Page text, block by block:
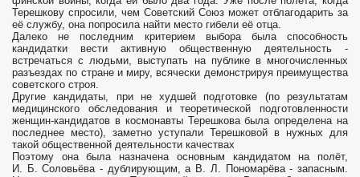
Терешкову спросили, чем Советский Союз может отблагодарить за
её службу, она попросила найти место гибели её отца.
Далеко не последним критерием выбора была способность
кандидатки вести активную общественную деятельность -
встречаться с людьми, выступать на публике в многочисленных
разъездах по стране и миру, всячески демонстрируя преимущества
советского строя.
Другие кандидаты, при не худшей подготовке (по результатам
медицинского обследования и теоретической подготовленности
женщин-кандидатов в космонавты Терешкова была определена на
последнее место), заметно уступали Терешковой в нужных для
такой общественной деятельности качествах
Поэтому она была назначена основным кандидатом на полёт,
И. Б. Соловьёва - дублирующим, а В. Л. Пономарёва - запасным.